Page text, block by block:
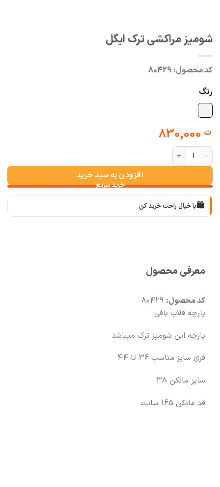
شومیز مراکشی ترک ایگل
کد محصول:80429
رنگ
ت830,000
شومیز مراکشی ترک ایگل عدد
افزودن به سبد خرید
🛍️با خیال راحت خرید کن
🧡بعد از خرید هم کنارتیم
معرفی محصول
کد محصول: 80429
پارچه قلاب بافی
پارچه این شومیز ترک میباشد
فری سایز مناسب 36 تا 44
سایز مانکن 38
قد مانکن 165 سانت